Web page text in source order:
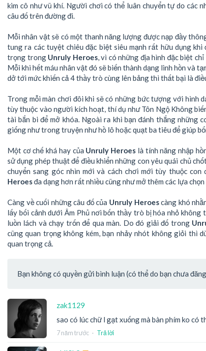
kim cô như vũ khí. Người chơi có thể luân chuyển tự do các
câu đố trên đường đi.
Mỗi nhân vật sẽ có một thanh năng lượng được nạp đầy
tung ra các tuyệt chiêu đặc biệt siêu mạnh rất hữu dụng
trọng trong Unruly Heroes, vì có những địa hình đặc biệt
Mỗi khi hết máu nhân vật đó sẽ biến thành dạng linh hồn và
dở tới mức khiến cả 4 thầy trò cùng lên bảng thì thất bại là
Trong mỗi màn chơi đôi khi sẽ có những bức tượng với hình
tùy thuộc vào người kích hoạt, thí dụ như Tôn Ngộ Không
tài bắn bi để mở khóa. Ngoài ra khi bạn đánh thắng những
giống như trong truyện như hồ lô hoặc quạt ba tiêu để giúp
Một cơ chế khá hay của Unruly Heroes là tính năng nhập
sử dụng phép thuật để điều khiển những con yêu quái chủ
chuyển sang góc nhìn mới và cách chơi mới tùy thuộc
Heroesđa dạng hơn rất nhiều cũng như mở thêm các lựa
Càng về cuối những câu đố của Unruly Heroescàng khó
lấy bối cảnh dưới Âm Phủ nơi bốn thầy trò bị hóa nhỏ
luồn lách và chạy trốn để qua màn. Do đó giải đố trong
cũng quan trọng không kém, bạn nhảy nhót không giỏi thì
quan trọng cả.
Bạn không có quyền gửi bình luận (có thể do bạn chưa
zak1129
sao có lúc chữ l gạt xuống mà bàn phím ko có
7 năm trước · Trả lời